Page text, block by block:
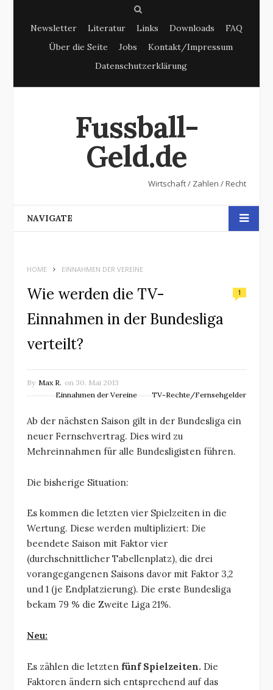
e
r
Newsletter Literatur Links Downloads
FAQ
Über die Seite
Jobs
Kontakt/Impressum
Datenschutzerklärung
Fussball-
Geld.de
Wirtschaft / Zahlen / Recht
NAVIGATE
HOME EINNAHMEN DER VEREINE
Wie werden die TV-
Einnahmen in der Bundesliga
verteilt?
1
By Max R. on 30. Mai 2013
Einnahmen der Vereine
TV-Rechte/Fernsehgelder
Ab der nächsten Saison gilt in der Bundesliga ein
neuer Fernsehvertrag. Dies wird zu
Mehreinnahmen für alle Bundesligisten führen.
Die bisherige Situation:
Es kommen die letzten vier Spielzeiten in die
Wertung. Diese werden multipliziert: Die
beendete Saison mit Faktor vier
(durchschnittlicher Tabellenplatz), die drei
vorangegangenen Saisons davor mit Faktor 3,2
und 1 (je Endplatzierung). Die erste Bundesliga
bekam 79 % die Zweite Liga 21%.
Neu:
Es zählen die letzten fünf Spielzeiten. Die
Faktoren ändern sich entsprechend auf das